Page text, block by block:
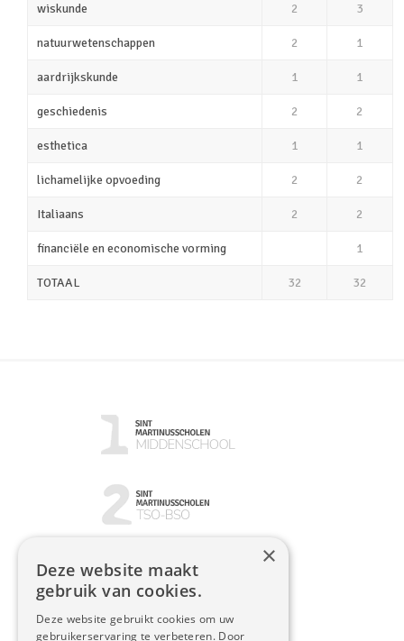
wiskunde 2 3
natuurwetenschappen 2 1
aardrijkskunde 1 1
geschiedenis 2 2
esthetica 1 1
lichamelijke opvoeding 2 2
Italiaans 2 2
financiële en economische vorming 1
TOTAAL 32 32
×
Deze website maakt
gebruik van cookies.
Deze website gebruikt cookies om uw
gebruikerservaring te verbeteren. Door